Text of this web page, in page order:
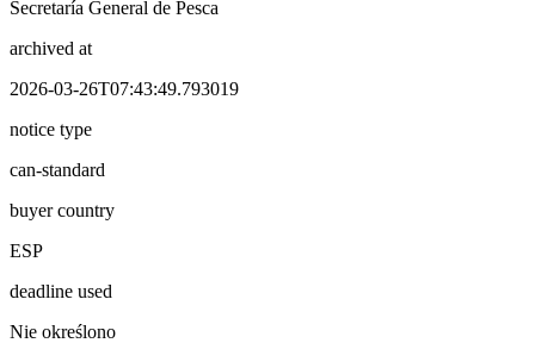
Secretaría General de Pesca
archived at
2026-03-26T07:43:49.793019
notice type
can-standard
buyer country
ESP
deadline used
Nie określono